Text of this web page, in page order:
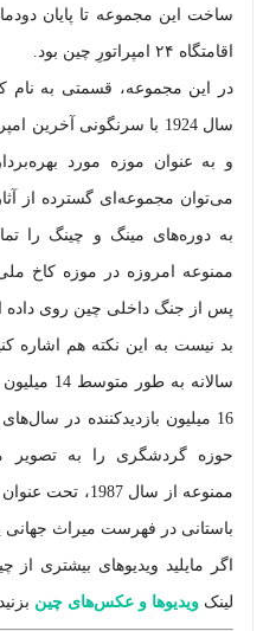
اقامتگاه ۲۴ امپراتورِ چین بود.
در این مجموعه، قسمتی به نام
سال 1924 با سرنگونی
و به عنوان موزه مورد
می‌توان مجموعه‌ای گسترده از
به دوره‌های مینگ و چینگ را
ممنوعه امروزه در موزه کاخ ملی
پس از جنگ داخلی چین روی داده
سالانه به
حوزه گردشگری را به تصویر
ممنوعه از سال
باستانی در فهرست میراث جهانی
اگر مایلید ویدیوهای بیشتری از
لینک ویدیوها و عکس‌های چین